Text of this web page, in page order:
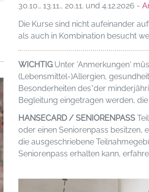
30.10., 13.11., 20.11. und 4.12.2026 -
Die Kurse sind nicht aufeinander
als auch in Kombination besucht
WICHTIGUnter 'Anmerkungen'
(Lebensmittel-)Allergien,
Besonderheiten des*der
Begleitung eingetragen werden,
HANSECARD / SENIORENPASS
oder einen Seniorenpass besitzen,
die ausgeschriebene
Seniorenpass erhalten kann,